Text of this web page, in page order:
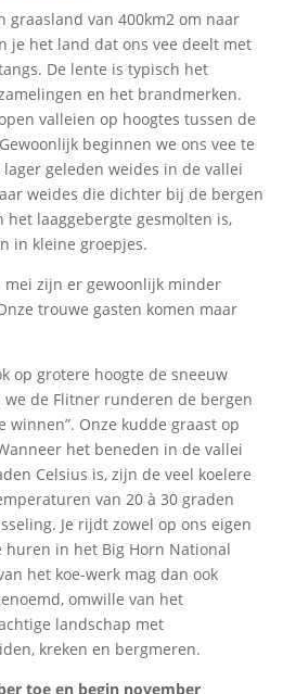
graasland van 400km2 om naar
je het land dat ons vee deelt met
De lente is typisch het
en het brandmerken.
valleien op hoogtes tussen de
beginnen we ons vee te
geleden weides in de vallei
weides die dichter bij de bergen
het laaggebergte gesmolten is,
in kleine groepjes.
mei zijn er gewoonlijk minder
trouwe gasten komen maar
op grotere hoogte de sneeuw
de Flitner runderen de bergen
winnen”. Onze kudde graast op
het beneden in de vallei
Celsius is, zijn de veel koelere
van 20 à 30 graden
Je rijdt zowel op ons eigen
huren in het Big Horn National
het koe-werk mag dan ook
omwille van het
landschap met
kreken en bergmeren.
toe en begin november